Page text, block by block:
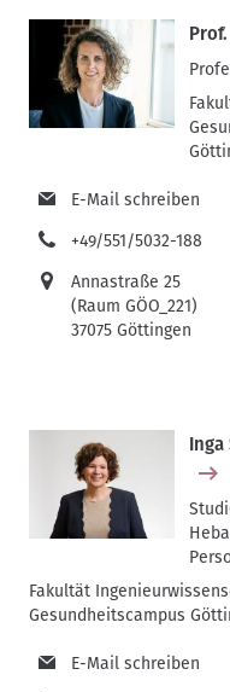
E-Mail schreiben
+49/551/5032-188
Annastraße 25
(Raum GÖO_221)
37075 Göttingen
Inga
Fakultät
Gesundheitscampus
E-Mail schreiben